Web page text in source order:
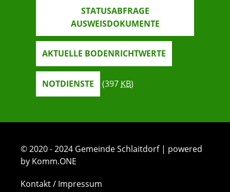
STATUSABFRAGE
AUSWEISDOKUMENTE
AKTUELLE BODENRICHTWERTE
NOTDIENSTE (397 KB)
© 2020 - 2024 Gemeinde Schlaitdorf | powered
by Komm.ONE
Kontakt / Impressum